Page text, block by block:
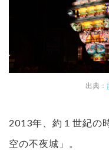
出典：
2013年、約１世紀の
空の不夜城」。